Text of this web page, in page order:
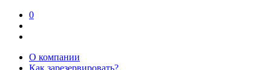
0
О компании
Как зарезервировать?